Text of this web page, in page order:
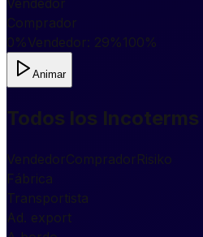
Comprador
0%Vendedor: 29%100%
Animar
Todos los
VendedorCompradorRisiko
Fábrica
Transportista
Ad. export